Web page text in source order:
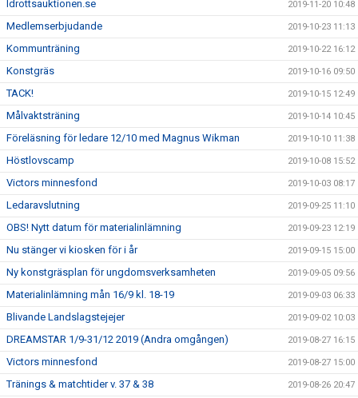
Idrottsauktionen.se 2019-11-20 10:48
Medlemserbjudande 2019-10-23 11:13
Kommunträning 2019-10-22 16:12
Konstgräs 2019-10-16 09:50
TACK! 2019-10-15 12:49
Målvaktsträning 2019-10-14 10:45
Föreläsning för ledare 12/10 med Magnus Wikman 2019-10-10 11:38
Höstlovscamp 2019-10-08 15:52
Victors minnesfond 2019-10-03 08:17
Ledaravslutning 2019-09-25 11:10
OBS! Nytt datum för materialinlämning 2019-09-23 12:19
Nu stänger vi kiosken för i år 2019-09-15 15:00
Ny konstgräsplan för ungdomsverksamheten 2019-09-05 09:56
Materialinlämning mån 16/9 kl. 18-19 2019-09-03 06:33
Blivande Landslagstejejer 2019-09-02 10:03
DREAMSTAR 1/9-31/12 2019 (Andra omgången) 2019-08-27 16:15
Victors minnesfond 2019-08-27 15:00
Tränings & matchtider v. 37 & 38 2019-08-26 20:47